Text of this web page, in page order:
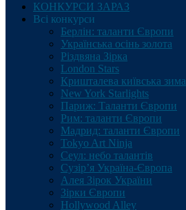
КОНКУРСИ ЗАРАЗ
Всі конкурси
Берлін: таланти Європи
Українська осінь золота
Різдвяна Зірка
London Stars
Кришталева київська зима
New York Starlights
Париж: Таланти Європи
Рим: таланти Європи
Мадрид: таланти Європи
Tokyo Art Ninja
Сеул: небо талантів
Сузір’я Україна-Європа
Алея Зірок України
Зірки Європи
Hollywood Alley